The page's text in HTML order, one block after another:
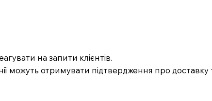
на запити клієнтів.
отримувати підтвердження про доставку